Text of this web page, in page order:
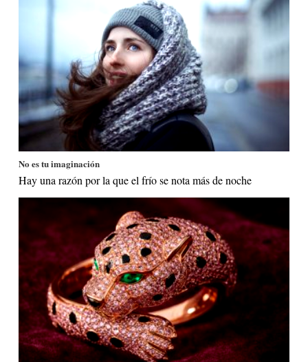
No es tu imaginación
Hay una razón por la que el frío se nota más de noche